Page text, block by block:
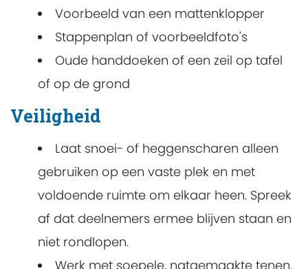
Voorbeeld van een mattenklopper
Stappenplan of voorbeeldfoto's
Oude handdoeken of een zeil op tafel
of op de grond
Veiligheid
Laat snoei- of heggenscharen alleen
gebruiken op een vaste plek en met
voldoende ruimte om elkaar heen. Spreek
af dat deelnemers ermee blijven staan en
niet rondlopen.
Werk met soepele, natgemaakte tenen.